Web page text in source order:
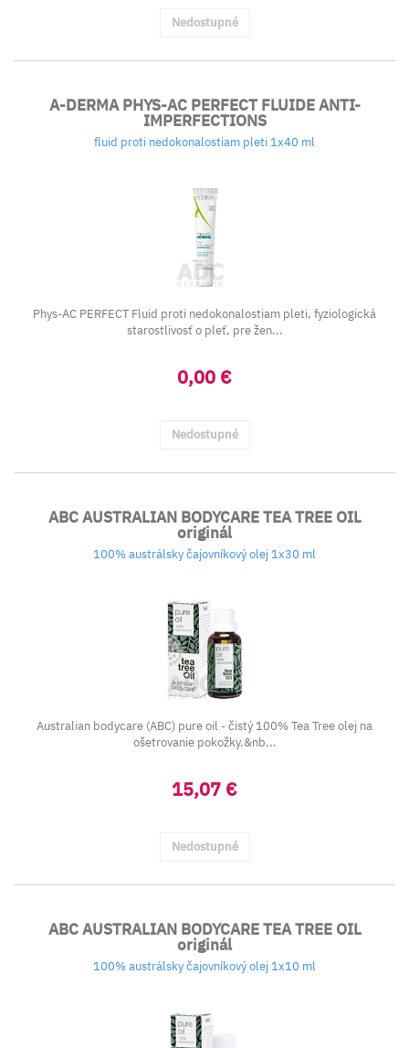
Nedostupné
A-DERMA PHYS-AC PERFECT FLUIDE ANTI-
IMPERFECTIONS
fluid proti nedokonalostiam pleti 1x40 ml
Phys-AC PERFECT Fluid proti nedokonalostiam pleti, fyziologická
starostlivosť o pleť, pre žen...
0,00 €
Nedostupné
ABC AUSTRALIAN BODYCARE TEA TREE OIL
originál
100% austrálsky čajovníkový olej 1x30 ml
Australian bodycare (ABC) pure oil - čistý 100% Tea Tree olej na
ošetrovanie pokožky.&nb...
15,07 €
Nedostupné
ABC AUSTRALIAN BODYCARE TEA TREE OIL
originál
100% austrálsky čajovníkový olej 1x10 ml